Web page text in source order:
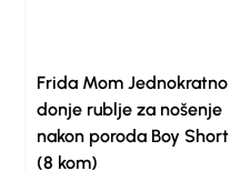
Frida Mom Jednokratno
donje rublje za nošenje
nakon poroda Boy Short
(8 kom)